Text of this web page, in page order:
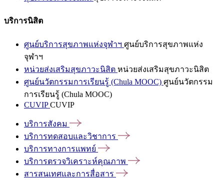
บริการนิสิต
ศูนย์บริการสุขภาพแห่งจุฬาฯ ศูนย์บริการสุขภาพแห่ง
จุฬาฯ
หน่วยส่งเสริมสุขภาวะนิสิต หน่วยส่งเสริมสุขภาวะนิสิต
ศูนย์นวัตกรรมการเรียนรู้ (Chula MOOC) ศูนย์นวัตกรรม
การเรียนรู้ (Chula MOOC)
CUVIPCUVIP
บริการสังคม
บริการทดสอบและวิชาการ
บริการทางการแพทย์
บริการตรวจวิเคราะห์คุณภาพ
สารสนเทศและการสื่อสาร